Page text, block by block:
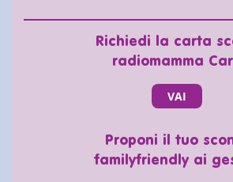
Richiedi la carta
radiomamma
VAI
Proponi il tuo
familyfriendly ai